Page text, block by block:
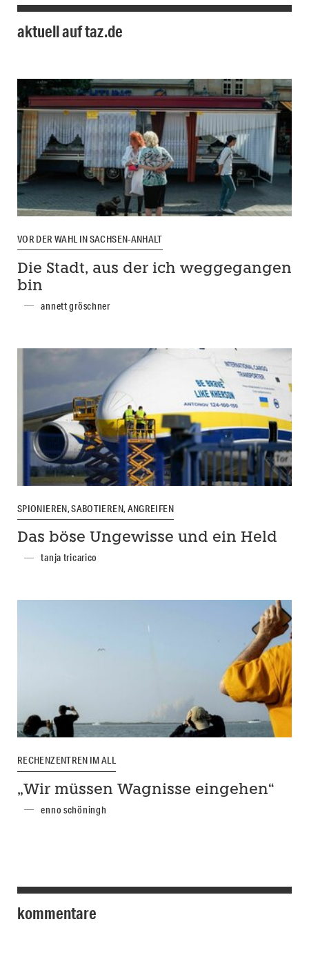
aktuell auf taz.de
VOR DER WAHL IN SACHSEN-ANHALT
Die Stadt, aus der ich weggegangen
bin
annett gröschner
SPIONIEREN, SABOTIEREN, ANGREIFEN
Das böse Ungewisse und ein Held
tanja tricarico
RECHENZENTREN IM ALL
„Wir müssen Wagnisse eingehen“
enno schöningh
kommentare